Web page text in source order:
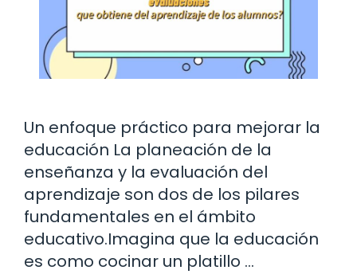
Un enfoque práctico para mejorar la
educación La planeación de la
enseñanza y la evaluación del
aprendizaje son dos de los pilares
fundamentales en el ámbito
educativo.Imagina que la educación
es como cocinar un platillo …